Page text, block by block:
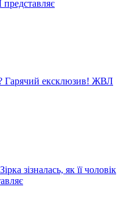
Гарячий ексклюзив! ЖВЛ
зізналась, як її чоловік